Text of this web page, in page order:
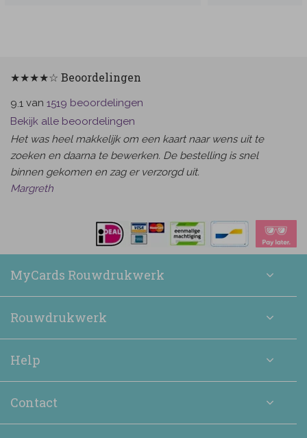
★★★★☆ Beoordelingen
9.1 van 1519 beoordelingen
Bekijk alle beoordelingen
Het was heel makkelijk om een kaart naar wens uit te
zoeken en daarna te bewerken. De bestelling is snel
binnen gekomen en zag er verzorgd uit.
Margreth
MyCards Rouwdrukwerk
Rouwdrukwerk
Help
Contact